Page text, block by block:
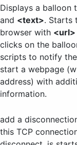
Displays a
and <text>. Starts
browser with <url>
clicks on the
scripts to notify
start a webpage
address) with
information.
add a
this TCP